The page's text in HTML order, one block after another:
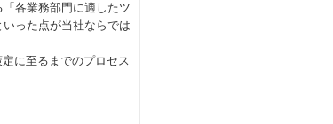
各業務部門に適したツ
った点が当社ならでは
に至るまでのプロセス